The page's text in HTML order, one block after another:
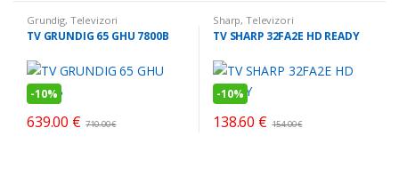
Grundig, Televizori
TV GRUNDIG 65 GHU 7800B
-10%
639.00 € 710.00€
Sharp,Televizori
TV SHARP 32FA2E HD READY
-10%
138.60 € 154.00€